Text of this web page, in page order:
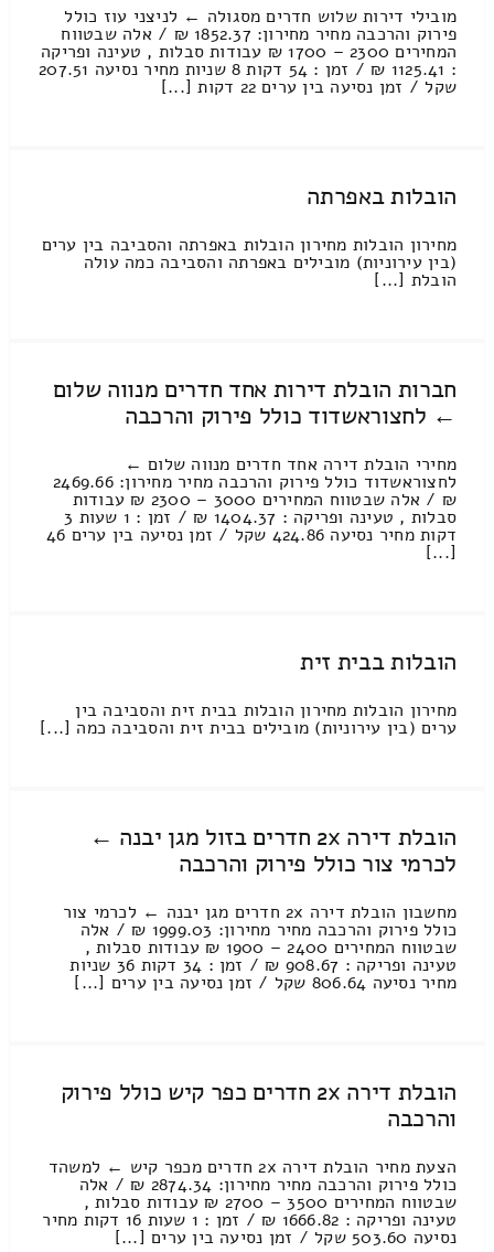
מובילי דירות שלוש חדרים מסגולה ← לניצני עוז כולל
פירוק והרכבה מחיר מחירון: 1852.37 ₪ / אלה שבטווח
המחירים 2300 – 1700 ₪ עבודות סבלות , טעינה ופריקה
: 1125.41 ₪ / זמן : 54 דקות 8 שניות מחיר נסיעה 207.51
שקל / זמן נסיעה בין ערים 22 דקות [...]
הובלות באפרתה
מחירון הובלות מחירון הובלות באפרתה והסביבה בין ערים
(בין עירוניות) מובילים באפרתה והסביבה כמה עולה
הובלת [...]
חברות הובלת דירות אחד חדרים מנווה שלום
← לחצוראשדוד כולל פירוק והרכבה
מחירי הובלת דירה אחד חדרים מנווה שלום ←
לחצוראשדוד כולל פירוק והרכבה מחיר מחירון: 2469.66
₪ / אלה שבטווח המחירים 3000 – 2300 ₪ עבודות
סבלות , טעינה ופריקה : 1404.37 ₪ / זמן : 1 שעות 3
דקות מחיר נסיעה 424.86 שקל / זמן נסיעה בין ערים 46
[...]
הובלות בבית זית
מחירון הובלות מחירון הובלות בבית זית והסביבה בין
ערים (בין עירוניות) מובילים בבית זית והסביבה כמה [...]
הובלת דירה 2x חדרים בזול מגן יבנה ←
לכרמי צור כולל פירוק והרכבה
מחשבון הובלת דירה 2x חדרים מגן יבנה ← לכרמי צור
כולל פירוק והרכבה מחיר מחירון: 1999.03 ₪ / אלה
שבטווח המחירים 2400 – 1900 ₪ עבודות סבלות ,
טעינה ופריקה : 908.67 ₪ / זמן : 34 דקות 36 שניות
מחיר נסיעה 806.64 שקל / זמן נסיעה בין ערים [...]
הובלת דירה 2x חדרים כפר קיש כולל פירוק
והרכבה
הצעת מחיר הובלת דירה 2x חדרים מכפר קיש ← למשהד
כולל פירוק והרכבה מחיר מחירון: 2874.34 ₪ / אלה
שבטווח המחירים 3500 – 2700 ₪ עבודות סבלות ,
טעינה ופריקה : 1666.82 ₪ / זמן : 1 שעות 16 דקות מחיר
נסיעה 503.60 שקל / זמן נסיעה בין ערים [...]